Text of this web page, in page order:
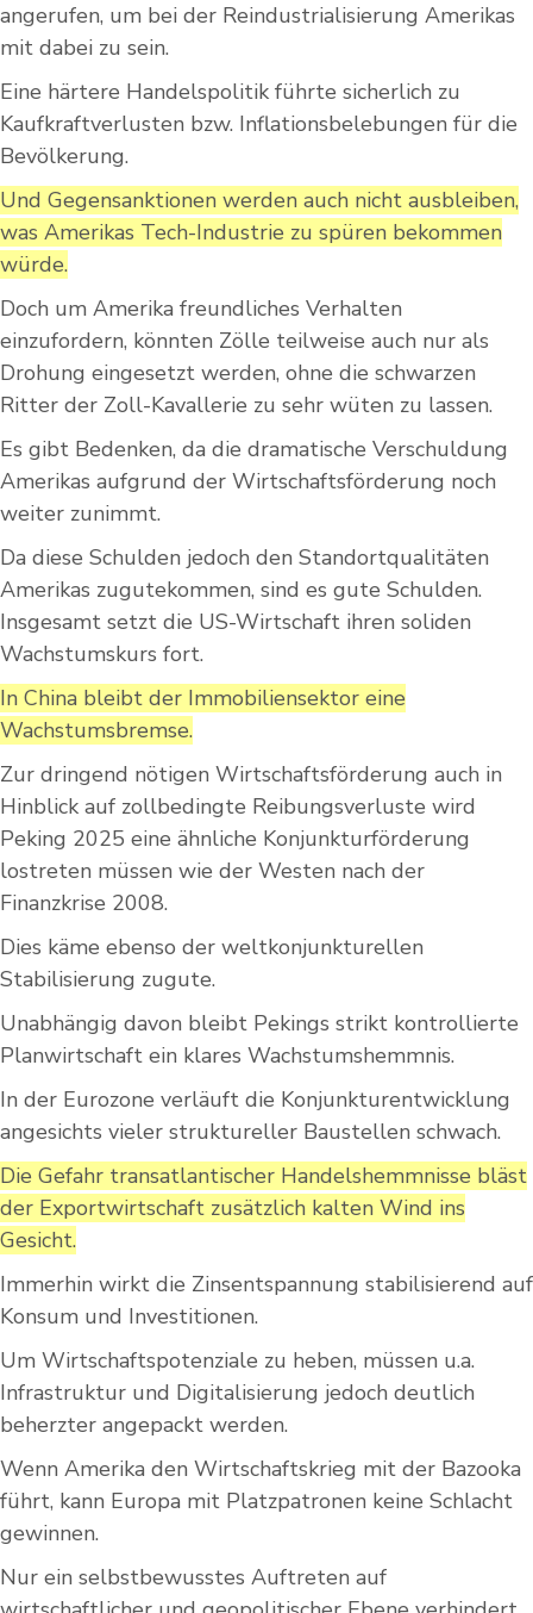
angerufen, um bei der Reindustrialisierung Amerikas
mit dabei zu sein.
Eine härtere Handelspolitik führte sicherlich zu
Kaufkraftverlusten bzw. Inflationsbelebungen für die
Bevölkerung.
Und Gegensanktionen werden auch nicht ausbleiben,
was Amerikas Tech-Industrie zu spüren bekommen
würde.
Doch um Amerika freundliches Verhalten
einzufordern, könnten Zölle teilweise auch nur als
Drohung eingesetzt werden, ohne die schwarzen
Ritter der Zoll-Kavallerie zu sehr wüten zu lassen.
Es gibt Bedenken, da die dramatische Verschuldung
Amerikas aufgrund der Wirtschaftsförderung noch
weiter zunimmt.
Da diese Schulden jedoch den Standortqualitäten
Amerikas zugutekommen, sind es gute Schulden.
Insgesamt setzt die US-Wirtschaft ihren soliden
Wachstumskurs fort.
In China bleibt der Immobiliensektor eine
Wachstumsbremse.
Zur dringend nötigen Wirtschaftsförderung auch in
Hinblick auf zollbedingte Reibungsverluste wird
Peking 2025 eine ähnliche Konjunkturförderung
lostreten müssen wie der Westen nach der
Finanzkrise 2008.
Dies käme ebenso der weltkonjunkturellen
Stabilisierung zugute.
Unabhängig davon bleibt Pekings strikt kontrollierte
Planwirtschaft ein klares Wachstumshemmnis.
In der Eurozone verläuft die Konjunkturentwicklung
angesichts vieler struktureller Baustellen schwach.
Die Gefahr transatlantischer Handelshemmnisse bläst
der Exportwirtschaft zusätzlich kalten Wind ins
Gesicht.
Immerhin wirkt die Zinsentspannung stabilisierend auf
Konsum und Investitionen.
Um Wirtschaftspotenziale zu heben, müssen u.a.
Infrastruktur und Digitalisierung jedoch deutlich
beherzter angepackt werden.
Wenn Amerika den Wirtschaftskrieg mit der Bazooka
führt, kann Europa mit Platzpatronen keine Schlacht
gewinnen.
Nur ein selbstbewusstes Auftreten auf